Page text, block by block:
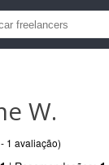
W.
1 avaliação)